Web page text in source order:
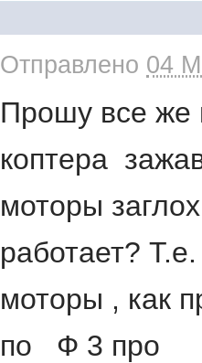
Отправлено 04
Прошу все же
коптера
моторы
работает?
моторы , как
по Ф 3 про